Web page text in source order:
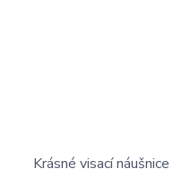
Krásné visací náušnice